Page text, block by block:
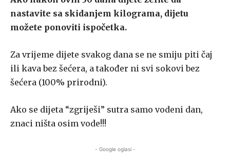
nastavite sa skidanjem kilograma, dijetu
možete ponoviti ispočetka.
Za vrijeme dijete svakog dana se ne smiju piti čaj
ili kava bez šećera, a također ni svi sokovi bez
šećera (100% prirodni).
Ako se dijeta “zgriješi” sutra samo vodeni dan,
znaci ništa osim vode!!!
- Google oglasi -